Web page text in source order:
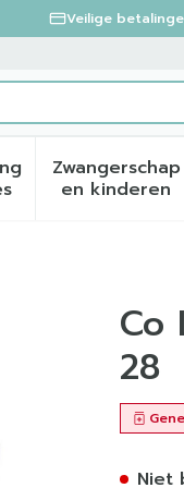
Veilige
submenu voor
Zwangerschap
en kinderen
Toon
Co
28
Niet